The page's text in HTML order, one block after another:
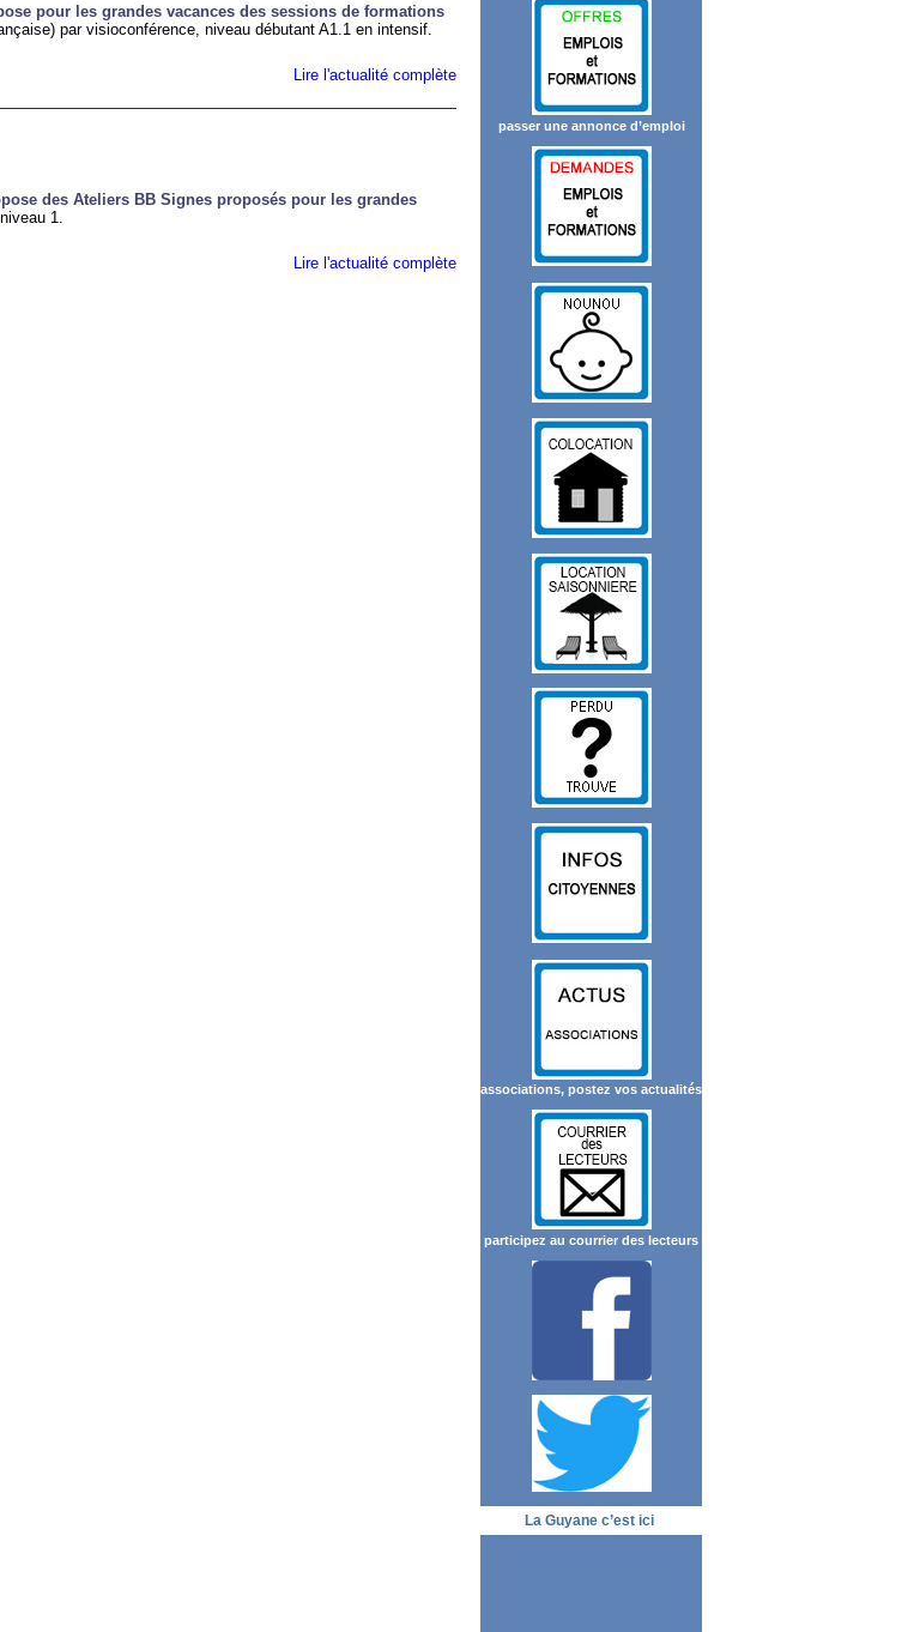
pour les grandes vacances des sessions de formations
par visioconférence, niveau débutant A1.1 en intensif.
Lire l'actualité complète
des Ateliers BB Signes proposés pour les grandes
1.
Lire l'actualité complète
passer une annonce d’emploi
associations, postez vos actualités
participez au courrier des lecteurs
La Guyane c’est ici